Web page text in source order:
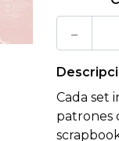
-
Cada set
patrones